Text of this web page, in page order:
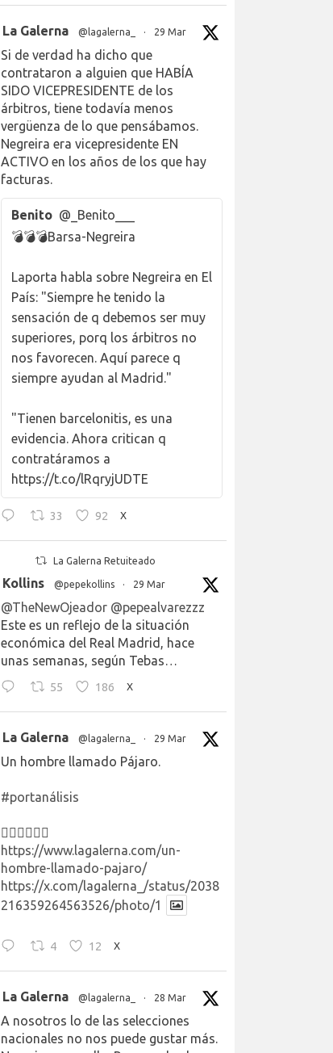
La Galerna @lagalerna_ · 29 Mar
Si de verdad ha dicho que
contrataron a alguien que HABÍA
SIDO VICEPRESIDENTE de los
árbitros, tiene todavía menos
vergüenza de lo que pensábamos.
Negreira era vicepresidente EN
ACTIVO en los años de los que hay
facturas.
Benito @_Benito___
💣💣💣Barsa-Negreira
Laporta habla sobre Negreira en El
País: "Siempre he tenido la
sensación de q debemos ser muy
superiores, porq los árbitros no
nos favorecen. Aquí parece q
siempre ayudan al Madrid."
"Tienen barcelonitis, es una
evidencia. Ahora critican q
contratáramos a
https://t.co/lRqryjUDTE
33 92 X
La Galerna Retuiteado
Kollins @pepekollins · 29 Mar
@TheNewOjeador @pepealvarezzz
Este es un reflejo de la situación
económica del Real Madrid, hace
unas semanas, según Tebas…
55 186 X
La Galerna @lagalerna_ · 29 Mar
Un hombre llamado Pájaro.
#portanálisis
👉🏻👉🏻👉🏻
https://www.lagalerna.com/un-
hombre-llamado-pajaro/
https://x.com/lagalerna_/status/2038
216359264563526/photo/1
4 12 X
La Galerna @lagalerna_ · 28 Mar
A nosotros lo de las selecciones
nacionales no nos puede gustar más.